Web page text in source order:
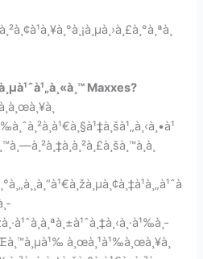
Maxxes?
à¸œà¸¹à¹‰à¸œà¸¥à¸